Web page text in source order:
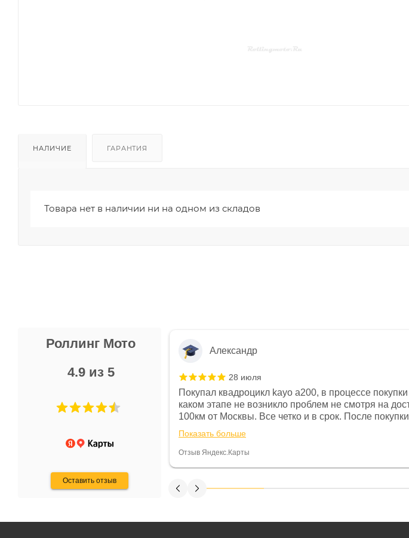
НАЛИЧИЕ ГАРАНТИЯ
Товара нет в наличии ни на одном из складов
Роллинг Мото
4.9 из 5
Оставить отзыв
Не понравились условия
и дают только на год)
Александр
28 июля
Покупал квадроцикл kayo a200, в процессе
каком этапе не возникло проблем не смотря на
100км от Москвы. Все четко и в срок. После
спидометре всегда был 0, при этом представители
постоянно были на связи и в итоге проблема была
Считаю, что это говорит о небезразличии к клиенту
Показать больше
Отзыв Яндекс.Карты